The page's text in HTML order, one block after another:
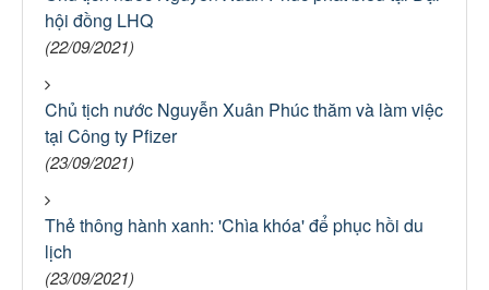
hội đồng LHQ
(22/09/2021)
Chủ tịch nước Nguyễn Xuân Phúc thăm và làm việc
tại Công ty Pfizer
(23/09/2021)
Thẻ thông hành xanh: 'Chìa khóa' để phục hồi du
lịch
(23/09/2021)